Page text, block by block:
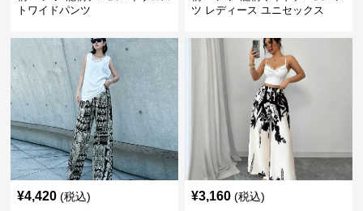
トワイドパンツ
ツ レディース ユニセックス
¥4,420 (税込) ¥3,160 (税込)